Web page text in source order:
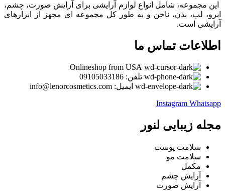
این مجموعه، شامل انواع لوازم آرایشی برای آرایش صورت، چشم،
ابرو، لب، بدن، ناخن و به طور کل مجموعه ای مجهز از ابزارهای
آرایشی است.
اطلاعات تماس ما
Onlineshop from USA
تلفن: 09105033186
ایمیل: info@lenorcosmetics.com
Instagram Whatsapp
مجله زیبایی لنور
سلامت پوست
سلامت مو
مکمل
آرایش چشم
آرایش صورت